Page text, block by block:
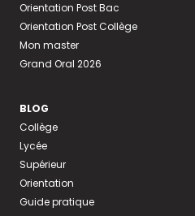
Orientation Post Bac
Orientation Post Collège
Mon master
Grand Oral 2026
BLOG
Collège
Lycée
Supérieur
Orientation
Guide pratique